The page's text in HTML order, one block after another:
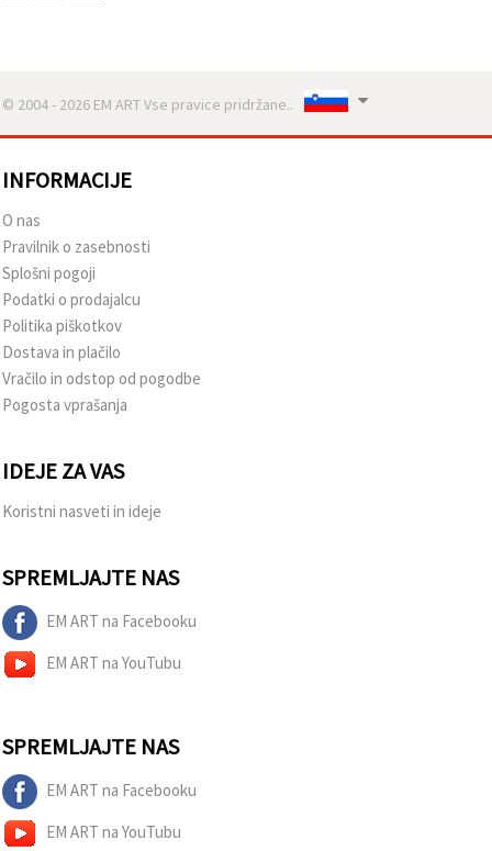
© 2004 - 2026 EM ART Vse pravice pridržane..
INFORMACIJE
O nas
Pravilnik o zasebnosti
Splošni pogoji
Podatki o prodajalcu
Politika piškotkov
Dostava in plačilo
Vračilo in odstop od pogodbe
Pogosta vprašanja
IDEJE ZA VAS
Koristni nasveti in ideje
SPREMLJAJTE NAS
EM ART na Facebooku
EM ART na YouTubu
SPREMLJAJTE NAS
EM ART na Facebooku
EM ART na YouTubu